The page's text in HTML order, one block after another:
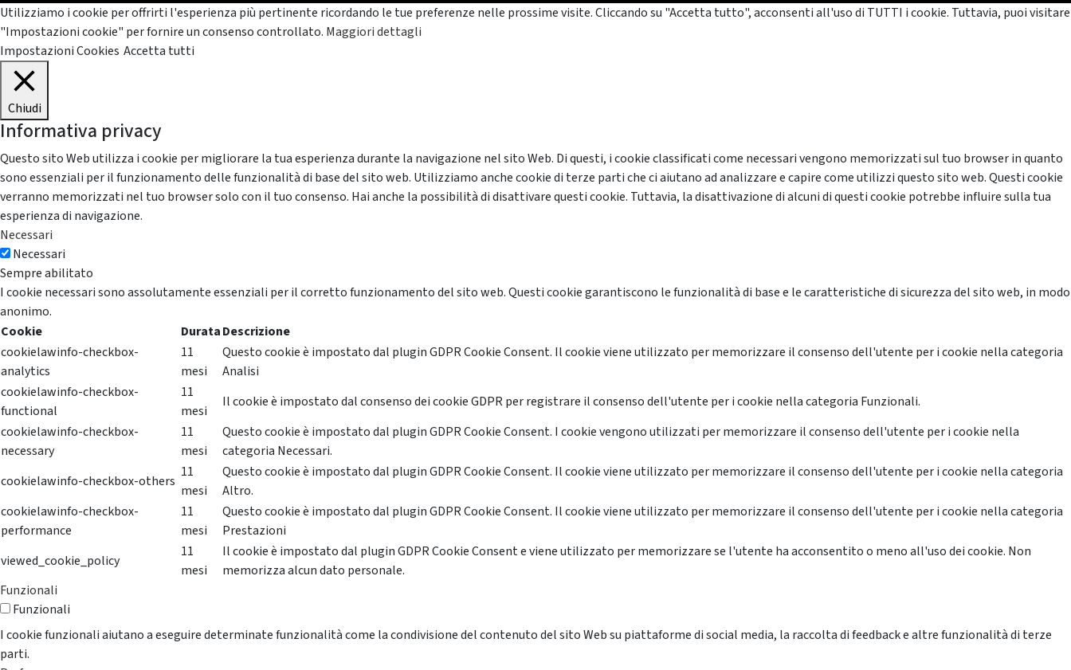
Utilizziamo i cookie per offrirti l'esperienza più pertinente ricordando le tue preferenze nelle prossime visite. Cliccando su "Accetta tutto", acconsenti all'uso di TUTTI i cookie. Tuttavia, puoi visitare
"Impostazioni cookie" per fornire un consenso controllato. Maggiori dettagli
Impostazioni Cookies Accetta tutti
Chiudi
Informativa privacy
Questo sito Web utilizza i cookie per migliorare la tua esperienza durante la navigazione nel sito Web. Di questi, i cookie classificati come necessari vengono memorizzati sul tuo browser in quanto
sono essenziali per il funzionamento delle funzionalità di base del sito web. Utilizziamo anche cookie di terze parti che ci aiutano ad analizzare e capire come utilizzi questo sito web. Questi cookie
verranno memorizzati nel tuo browser solo con il tuo consenso. Hai anche la possibilità di disattivare questi cookie. Tuttavia, la disattivazione di alcuni di questi cookie potrebbe influire sulla tua
esperienza di navigazione.
Necessari
Necessari
Sempre abilitato
I cookie necessari sono assolutamente essenziali per il corretto funzionamento del sito web. Questi cookie garantiscono le funzionalità di base e le caratteristiche di sicurezza del sito web, in modo
anonimo.
Cookie
DurataDescrizione
cookielawinfo-checkbox-
analytics
11
mesi
Questo cookie è impostato dal plugin GDPR Cookie Consent. Il cookie viene utilizzato per memorizzare il consenso dell'utente per i cookie nella categoria
Analisi
cookielawinfo-checkbox-
functional
11
mesi
Il cookie è impostato dal consenso dei cookie GDPR per registrare il consenso dell'utente per i cookie nella categoria Funzionali.
cookielawinfo-checkbox-
necessary
11
mesi
Questo cookie è impostato dal plugin GDPR Cookie Consent. I cookie vengono utilizzati per memorizzare il consenso dell'utente per i cookie nella
categoria Necessari.
cookielawinfo-checkbox-others
11
mesi
Questo cookie è impostato dal plugin GDPR Cookie Consent. Il cookie viene utilizzato per memorizzare il consenso dell'utente per i cookie nella categoria
Altro.
cookielawinfo-checkbox-
performance
11
mesi
Questo cookie è impostato dal plugin GDPR Cookie Consent. Il cookie viene utilizzato per memorizzare il consenso dell'utente per i cookie nella categoria
Prestazioni
viewed_cookie_policy
11
mesi
Il cookie è impostato dal plugin GDPR Cookie Consent e viene utilizzato per memorizzare se l'utente ha acconsentito o meno all'uso dei cookie. Non
memorizza alcun dato personale.
Funzionali
Funzionali
I cookie funzionali aiutano a eseguire determinate funzionalità come la condivisione del contenuto del sito Web su piattaforme di social media, la raccolta di feedback e altre funzionalità di terze
parti.